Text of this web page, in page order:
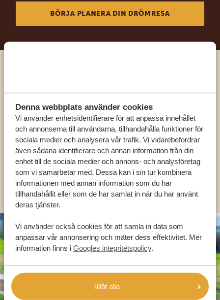
Denna webbplats använder cookies
Vi använder enhetsidentifierare för att anpassa innehållet
och annonserna till användarna, tillhandahålla funktioner för
sociala medier och analysera vår trafik. Vi vidarebefordrar
även sådana identifierare och annan information från din
enhet till de sociala medier och annons- och analysföretag
som vi samarbetar med. Dessa kan i sin tur kombinera
informationen med annan information som du har
tillhandahållit eller som de har samlat in när du har använt
deras tjänster.
Vi använder också cookies för att samla in data som
anpassar vår annonsering och mäter dess effektivitet. Mer
information finns i Googles integritetspolicy.
Tillåt alla
BÖRJA PLANERA DIN DRÖMRESA
VÅRA SPECIALISTER FINNS HÄR FÖR ATT
HJÄLPA DIG
SV:+31 174 788 101
OLIKA LÄNDER